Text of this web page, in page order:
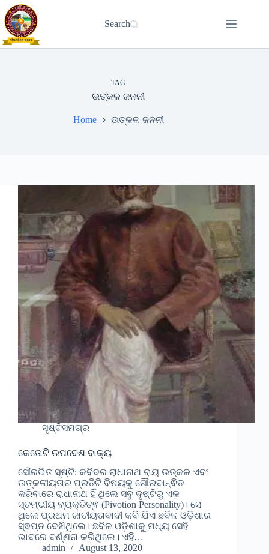
Skip
to
content
Search
TAG
ଉତ୍କଳ ଜନନୀ
Home ଉତ୍କଳ ଜନନୀ
ସୃଷ୍ଟିସମଗ୍ର
କେତୋଟି ଉପଦେଶ ବାକ୍ୟ
ସୌରଭିତ ସୃଷ୍ଟି: କବିବର ରାଧାନାଥ ରାୟ ଉତ୍କଳ ଏବଂ
ଉତ୍କଳୀୟତାର ପ୍ରତିଟି ବିଷୟକୁ ଗୌରବାନ୍ଵିତ
କରିବାରେ ରାଧାନାଥ ହିଁ ଥିଲେ ସବୁ ଦୃଷ୍ଟିରୁ ଏକ
ସ୍ତମ୍ଭୀୟ ବ୍ୟକ୍ତିତ୍ଵ (Pivotion Personality)। ସେ
ଥିଲେ ପ୍ରଥମ ଜାତୀୟତାବାଦୀ କବି ଯିଏ ଛବିଳ ଓଡ଼ିଶାର
ସ୍ଵପ୍ନ ଦେଖିଥିଲେ। ଛବିଳ ଓଡ଼ିଶାକୁ ମଧ୍ୟ ସେହି
ଭାବରେ ବର୍ଣ୍ଣନା କରିଥିଲେ। ଏହି…
admin
August 13, 2020